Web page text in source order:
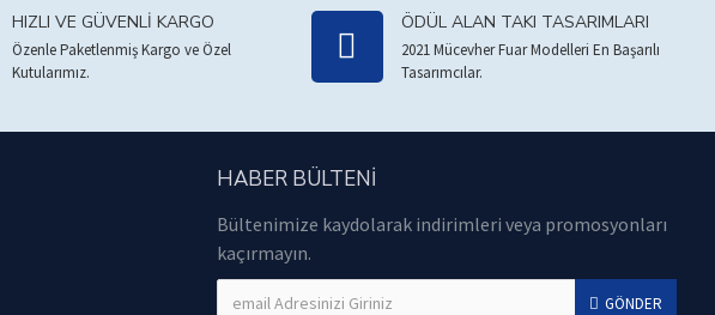
HIZLI VE GÜVENLI KARGO
Özenle Paketlenmiş Kargo ve Özel
Kutularımız.
ÖDÜL ALAN TAKI TASARIMLARI
2021 Mücevher Fuar Modelleri En Başarılı
Tasarımcılar.
HABER BÜLTENI
Bültenimize kaydolarak indirimleri veya promosyonları
kaçırmayın.
GÖNDER